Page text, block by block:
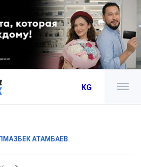
KG
АТАМБАЕВ